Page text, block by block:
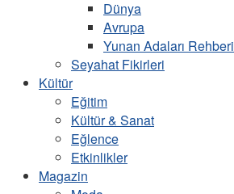
Dünya
Avrupa
Yunan Adaları Rehberi
Seyahat Fikirleri
Kültür
Eğitim
Kültür & Sanat
Eğlence
Etkinlikler
Magazin